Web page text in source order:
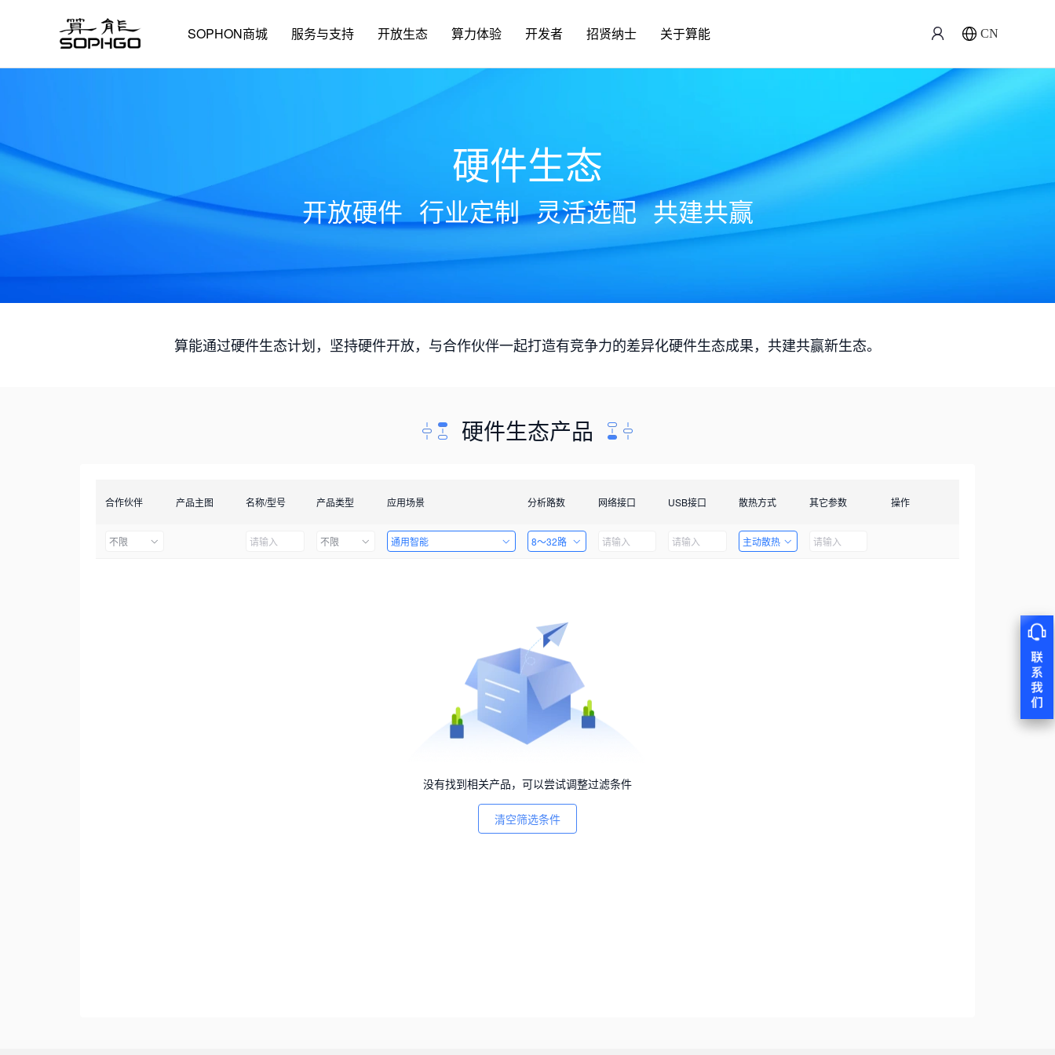
SOPHON商城 服务与支持 开放生态 算力体验 开发者 招贤纳士 关于算能 CN
硬件生态
开放硬件 行业定制 灵活选配 共建共赢
算能通过硬件生态计划，坚持硬件开放，与合作伙伴一起打造有竞争力的差异化硬件生态成果，共建共赢新生态。
硬件生态产品
合作伙伴 产品主图 名称/型号 产品类型 应用场景 分析路数 网络接口 USB接口 散热方式 其它参数 操作
不限 不限 通用智能 8～32路 主动散热
没有找到相关产品，可以尝试调整过滤条件
清空筛选条件